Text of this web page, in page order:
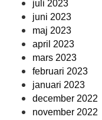
juli 2023
juni 2023
maj 2023
april 2023
mars 2023
februari 2023
januari 2023
december 2022
november 2022